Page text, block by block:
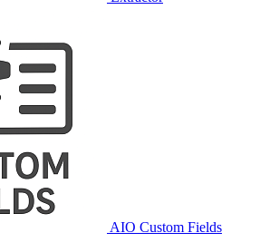
AIO Custom Fields